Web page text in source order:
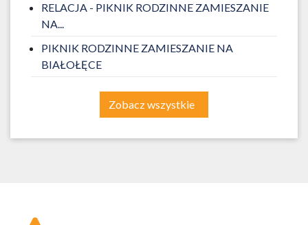
RELACJA - PIKNIK RODZINNE ZAMIESZANIE
NA...
PIKNIK RODZINNE ZAMIESZANIE NA
BIAŁOŁĘCE
Zobacz wszystkie